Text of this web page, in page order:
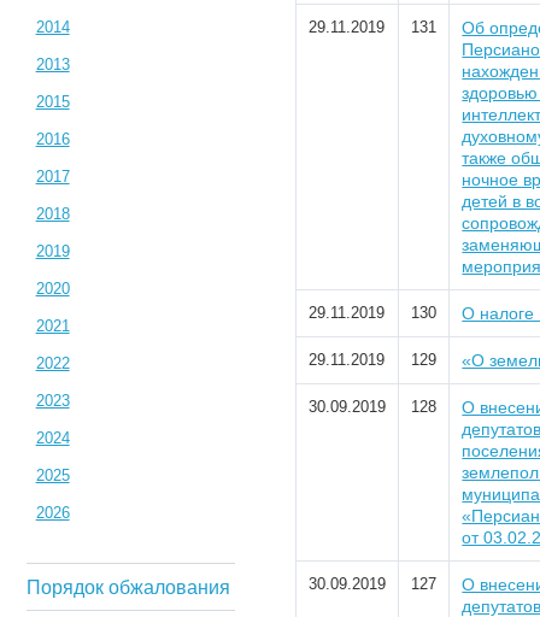
2014
2013
2015
2016
2017
2018
2019
2020
2021
2022
2023
2024
2025
2026
Порядок обжалования
29.11.2019 131
Об
также
ночное
детей в
29.11.2019 130 О налоге
29.11.2019 129 «О
30.09.2019 128
О
от
30.09.2019 127
О